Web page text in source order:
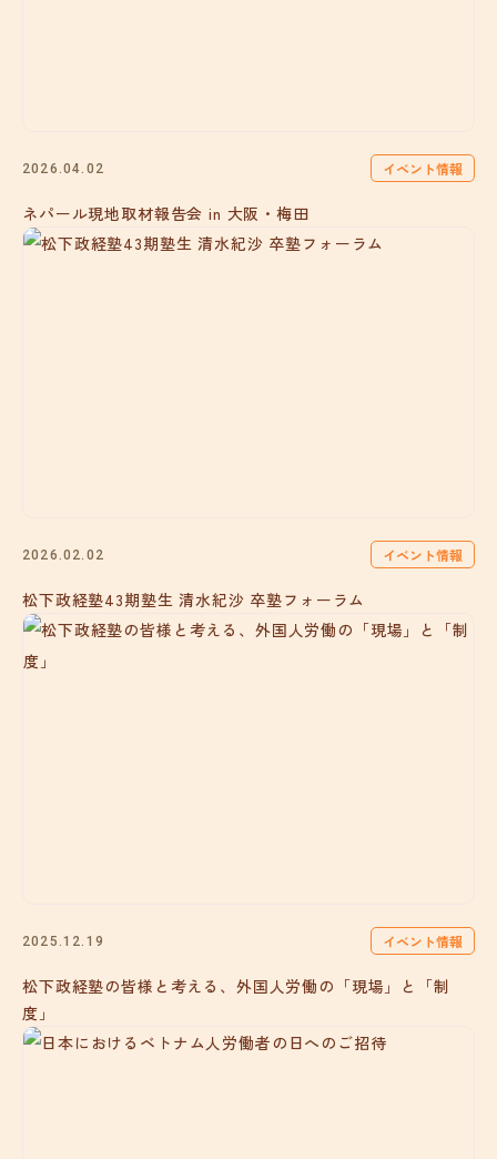
2026.04.02 イベント情報
ネパール現地取材報告会 in 大阪・梅田
2026.02.02 イベント情報
松下政経塾43期塾生 清水紀沙 卒塾フォーラム
2025.12.19 イベント情報
松下政経塾の皆様と考える、外国人労働の「現場」と「制
度」